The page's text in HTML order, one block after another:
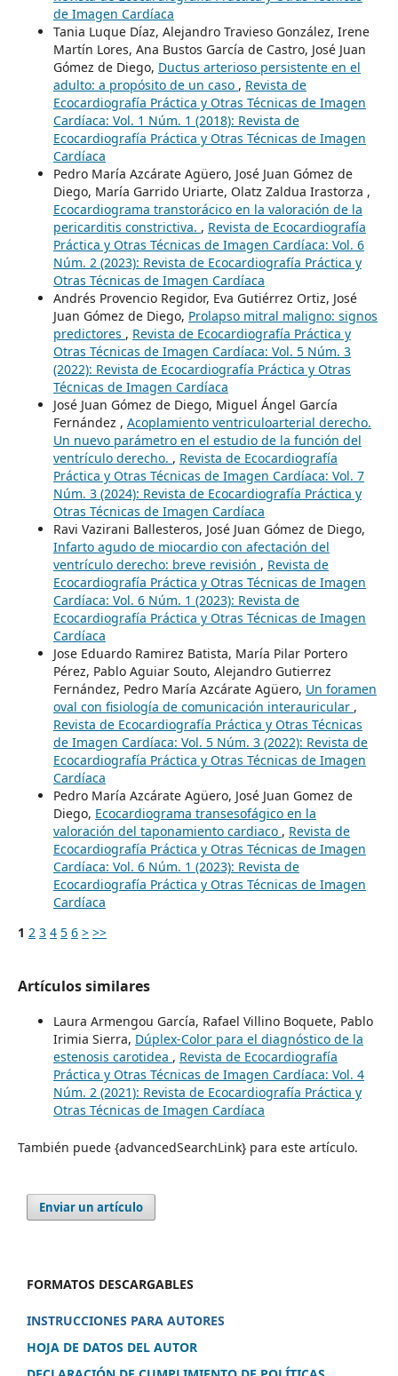
de Imagen Cardíaca
Tania Luque Díaz, Alejandro Travieso González, Irene
Martín Lores, Ana Bustos García de Castro, José Juan
Gómez de Diego, Ductus arterioso persistente en el
adulto: a propósito de un caso , Revista de
Ecocardiografía Práctica y Otras Técnicas de Imagen
Cardíaca: Vol. 1 Núm. 1 (2018): Revista de
Ecocardiografía Práctica y Otras Técnicas de Imagen
Cardíaca
Pedro María Azcárate Agüero, José Juan Gómez de
Diego, María Garrido Uriarte, Olatz Zaldua Irastorza ,
Ecocardiograma transtorácico en la valoración de la
pericarditis constrictiva. , Revista de Ecocardiografía
Práctica y Otras Técnicas de Imagen Cardíaca: Vol. 6
Núm. 2 (2023): Revista de Ecocardiografía Práctica y
Otras Técnicas de Imagen Cardíaca
Andrés Provencio Regidor, Eva Gutiérrez Ortiz, José
Juan Gómez de Diego, Prolapso mitral maligno: signos
predictores , Revista de Ecocardiografía Práctica y
Otras Técnicas de Imagen Cardíaca: Vol. 5 Núm. 3
(2022): Revista de Ecocardiografía Práctica y Otras
Técnicas de Imagen Cardíaca
José Juan Gómez de Diego, Miguel Ángel García
Fernández , Acoplamiento ventriculoarterial derecho.
Un nuevo parámetro en el estudio de la función del
ventrículo derecho. , Revista de Ecocardiografía
Práctica y Otras Técnicas de Imagen Cardíaca: Vol. 7
Núm. 3 (2024): Revista de Ecocardiografía Práctica y
Otras Técnicas de Imagen Cardíaca
Ravi Vazirani Ballesteros, José Juan Gómez de Diego,
Infarto agudo de miocardio con afectación del
ventrículo derecho: breve revisión , Revista de
Ecocardiografía Práctica y Otras Técnicas de Imagen
Cardíaca: Vol. 6 Núm. 1 (2023): Revista de
Ecocardiografía Práctica y Otras Técnicas de Imagen
Cardíaca
Jose Eduardo Ramirez Batista, María Pilar Portero
Pérez, Pablo Aguiar Souto, Alejandro Gutierrez
Fernández, Pedro María Azcárate Agüero, Un foramen
oval con fisiología de comunicación interauricular ,
Revista de Ecocardiografía Práctica y Otras Técnicas
de Imagen Cardíaca: Vol. 5 Núm. 3 (2022): Revista de
Ecocardiografía Práctica y Otras Técnicas de Imagen
Cardíaca
Pedro María Azcárate Agüero, José Juan Gomez de
Diego, Ecocardiograma transesofágico en la
valoración del taponamiento cardiaco , Revista de
Ecocardiografía Práctica y Otras Técnicas de Imagen
Cardíaca: Vol. 6 Núm. 1 (2023): Revista de
Ecocardiografía Práctica y Otras Técnicas de Imagen
Cardíaca
1 2 3 4 5 6 > >>
Artículos similares
Laura Armengou García, Rafael Villino Boquete, Pablo
Irimia Sierra, Dúplex-Color para el diagnóstico de la
estenosis carotidea , Revista de Ecocardiografía
Práctica y Otras Técnicas de Imagen Cardíaca: Vol. 4
Núm. 2 (2021): Revista de Ecocardiografía Práctica y
Otras Técnicas de Imagen Cardíaca
También puede {advancedSearchLink} para este artículo.
Enviar un artículo
FORMATOS DESCARGABLES
INSTRUCCIONES PARA AUTORES
HOJA DE DATOS DEL AUTOR